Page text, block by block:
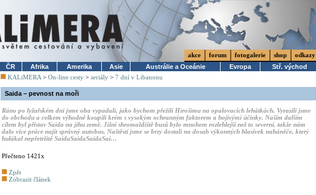
akce forum fotogalerie shop
odkazy
ČR
Afrika Amerika Asie Austrálie a Oceánie Evropa
Stř. východ
KALiMERA > On-line cesty > seriály > 7 dní v Libanonu
Saida – pevnost na moři
Ráno po lyžařském dni jsme oba vypadali, jako bychom přežili Hirošimu na opalovacích lehátkách. Vyrazili jsme
do obchodu a celkem výhodně koupili krém s vysokým ochranným faktorem a hojivými účinky. Naším dalším
cílem byl přístav Saida na jihu země. Jižní shromaždiště busů bylo mnohem rozlehlejší než to severní, takže nám
dalo více práce najít správný autobus. Naštěstí jsme se brzy dostali na dosah výkonných hlasivek naháněče, který
hulákal nepřetržitě SaidaSaidaSaidaSai…
Přečteno 1421x
Zpět
Zobrazit článek